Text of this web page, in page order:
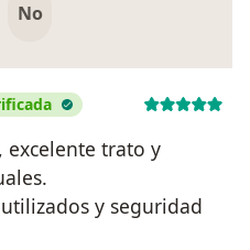
No
excelente trato y
y seguridad